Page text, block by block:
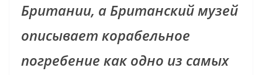
Британии, а Британский музей
описывает корабельное
погребение как одно из самых